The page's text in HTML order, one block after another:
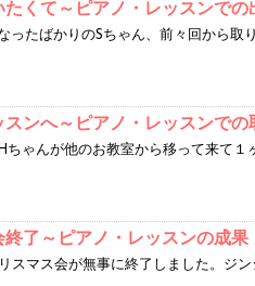
たくて～ピアノ・レッスンでの
ったばかりのSちゃん、前々回から取
スンへ～ピアノ・レッスンでの
ちゃんが他のお教室から移って来て１
終了～ピアノ・レッスンの成果
スマス会が無事に終了しました。ジ